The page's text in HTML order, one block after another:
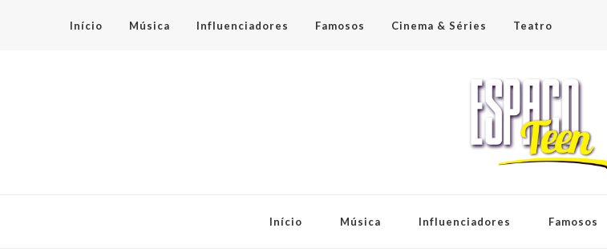
Início Música Influenciadores Famosos Cinema & Séries Teatro
Início Música Influenciadores Famosos